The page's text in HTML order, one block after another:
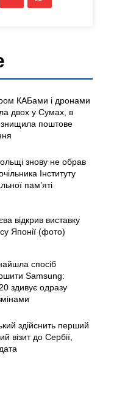
КАБами і дронами
двох у Сумах, в
знищила поштове
знову не обрав
Інституту
пам’яті
відкрив виставку
Японії (фото)
спосіб
Samsung:
здивує одразу
здійснить перший
візит до Сербії,